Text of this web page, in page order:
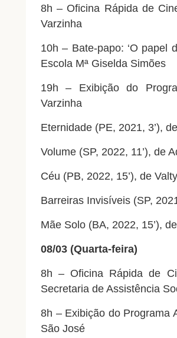
8h – Oficina Rápida de
Varzinha
10h – Bate-papo: ‘O papel
Escola Mª Giselda Simões
19h – Exibição do
Varzinha
Eternidade (PE, 2021, 3’),
Volume (SP, 2022, 11’), de
Céu (PB, 2022, 15’), de
Barreiras Invisíveis (SP,
Mãe Solo (BA, 2022, 15’),
08/03 (Quarta-feira)
8h – Oficina Rápida de
Secretaria de Assistência
8h – Exibição do Programa
São José